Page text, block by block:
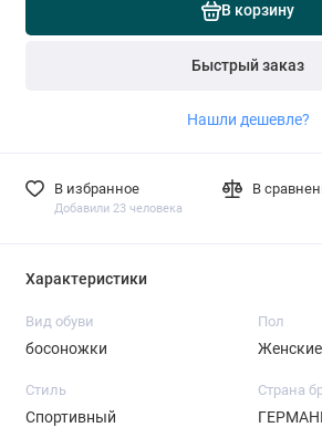
В корзину
Быстрый заказ
Нашли дешевле?
В избранное
Добавили 23 человека
В
Характеристики
Вид обуви
босоножки
Пол
Женские
Стиль
Спортивный
Страна